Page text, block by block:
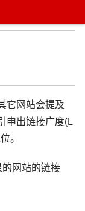
它网站会提及
申出链接广度(L
。
网站的链接